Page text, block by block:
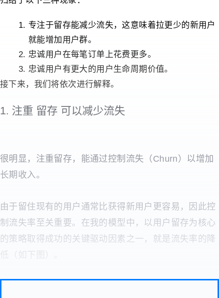
专注于留存能减少流失，这意味着拉更少的新用户
就能增加用户群。
忠诚用户在每笔订单上花费更多。
忠诚用户有更大的用户生命周期价值。
接下来，我们将依次进行解释。
1. 注重 留存 可以减少流失
很明显，注重留存，能通过控制流失（Churn）以增加
长期收入。
由于留住现有的用户通常比获得新用户更容易，因此控
制流失率至关重要。在我的模型中，以用户留存为核心
的策略取得成功的关键驱动因素之一，就是流失率的降
低（如下图 ）。